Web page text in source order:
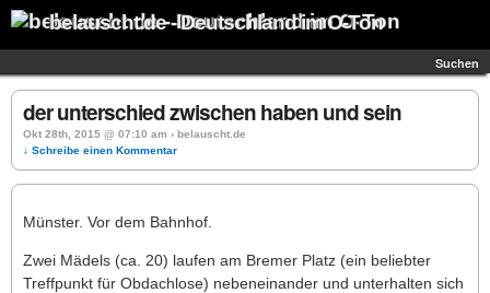
belauscht.de - Deutschland im O-Ton
Suchen
der unterschied zwischen haben und sein
Okt 28th, 2015 @ 07:10 am › belauscht.de
↓ Schreibe einen Kommentar
Münster. Vor dem Bahnhof.
Zwei Mädels (ca. 20) laufen am Bremer Platz (ein beliebter
Treffpunkt für Obdachlose) nebeneinander und unterhalten sich